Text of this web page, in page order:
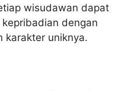
wisudawan dapat
dengan
karakter uniknya.